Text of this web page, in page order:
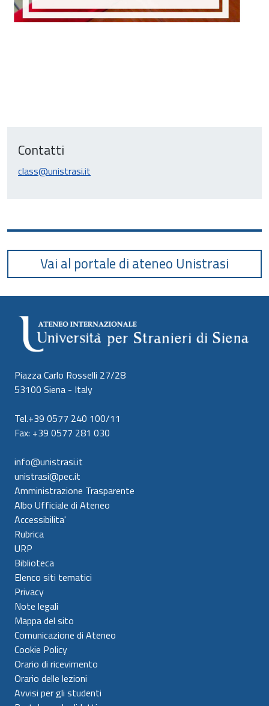
Contatti
class@unistrasi.it
Vai al portale di ateneo Unistrasi
Piazza Carlo Rosselli 27/28
53100 Siena - Italy
Tel.+39 0577 240 100/11
Fax: +39 0577 281 030
info@unistrasi.it
unistrasi@pec.it
Amministrazione Trasparente
Albo Ufficiale di Ateneo
Accessibilita'
Rubrica
URP
Biblioteca
Elenco siti tematici
Privacy
Note legali
Mappa del sito
Comunicazione di Ateneo
Cookie Policy
Orario di ricevimento
Orario delle lezioni
Avvisi per gli studenti